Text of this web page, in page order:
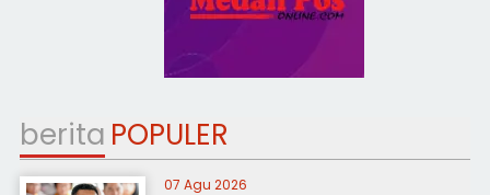
berita POPULER
07 Agu 2026